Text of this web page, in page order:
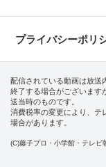
プライバシーポリ
配信されている動画は放送
終了する場合がございます
送当時のものです。
消費税率の変更により、テ
場合があります。
(C)藤子プロ・小学館・テレビ